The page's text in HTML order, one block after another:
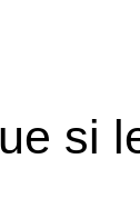
si